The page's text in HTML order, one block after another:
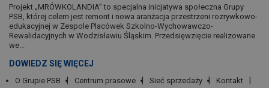
Projekt „MRÓWKOLANDIA” to specjalna inicjatywa społeczna Grupy
PSB, której celem jest remont i nowa aranżacja przestrzeni rozrywkowo-
edukacyjnej w Zespole Placówek Szkolno-Wychowawczo-
Rewalidacyjnych w Wodzisławiu Śląskim. Przedsięwzięcie realizowane
we...
DOWIEDZ SIĘ WIĘCEJ
O Grupie PSB Centrum prasowe Sieć sprzedaży
Kontakt